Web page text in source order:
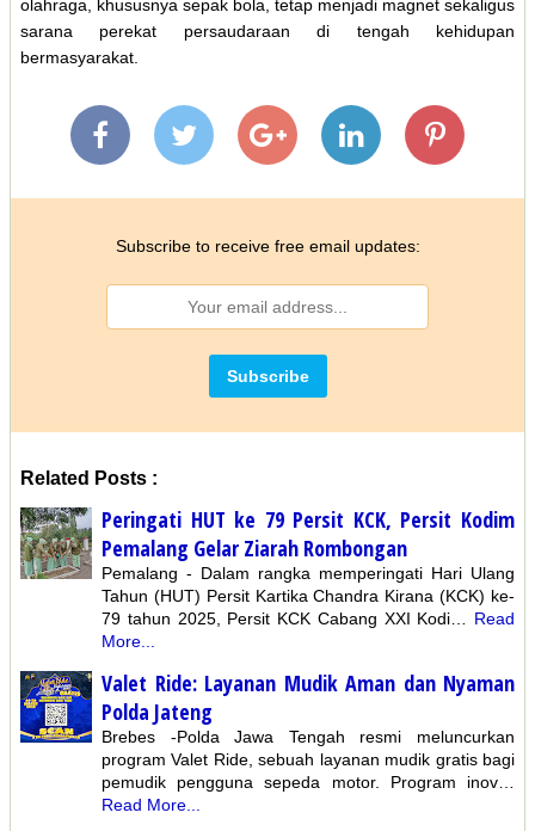
olahraga, khususnya sepak bola, tetap menjadi magnet sekaligus
sarana perekat persaudaraan di tengah kehidupan
bermasyarakat.
Subscribe to receive free email updates:
Related Posts :
Peringati HUT ke 79 Persit KCK, Persit Kodim
Pemalang Gelar Ziarah Rombongan
Pemalang - Dalam rangka memperingati Hari Ulang
Tahun (HUT) Persit Kartika Chandra Kirana (KCK) ke-
79 tahun 2025, Persit KCK Cabang XXI Kodi…
Read
More...
Valet Ride: Layanan Mudik Aman dan Nyaman
Polda Jateng
Brebes -Polda Jawa Tengah resmi meluncurkan
program Valet Ride, sebuah layanan mudik gratis bagi
pemudik pengguna sepeda motor. Program inov…
Read More...